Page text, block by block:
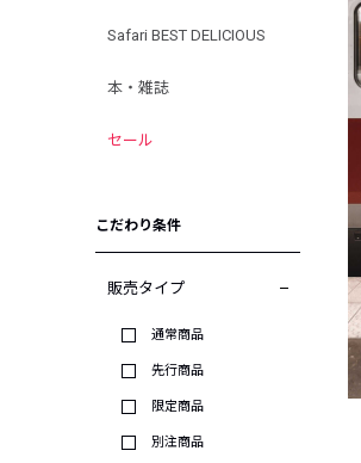
Safari BEST DELICIOUS
本・雑誌
セール
こだわり条件
販売タイプ
通常商品
先行商品
限定商品
別注商品